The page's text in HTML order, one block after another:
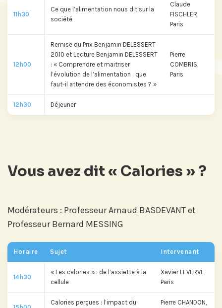
11h30
Ce que l’alimentation nous dit sur la
société
Claude
FISCHLER,
Paris
12h00
Remise du Prix Benjamin DELESSERT
2010 et Lecture Benjamin DELESSERT
: « Comprendre et maitriser
l’évolution de l’alimentation : que
faut-il attendre des économistes ? »
Pierre
COMBRIS,
Paris
12h30 Déjeuner
Vous avez dit « Calories » ?
Modérateurs : Professeur Arnaud BASDEVANT et
Professeur Bernard MESSING
Horaire Sujet Intervenant
14h30
« Les calories » : de l’assiette à la
cellule
Xavier LEVERVE,
Paris
Calories perçues : l’impact du Pierre CHANDON,
Abonnez-vous à notre compte
LinkedIn pour suivre nos actualités,
événements et les avancées de
l'Institut.